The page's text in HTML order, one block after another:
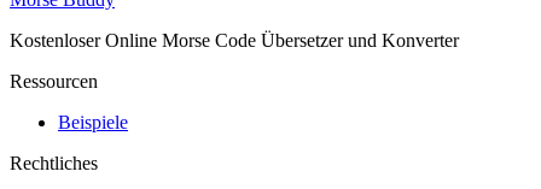
Kostenloser Online Morse Code Übersetzer und Konverter
Ressourcen
Beispiele
Rechtliches